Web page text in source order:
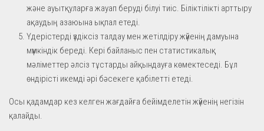
және ауытқуларға жауап беруді білуі тиіс. Біліктілікті арттыру
ақаудың азаюына ықпал етеді.
Үдерістерді үздіксіз талдау мен жетілдіру жүйенің дамуына
мүмкіндік береді. Кері байланыс пен статистикалық
мәліметтер әлсіз тұстарды айқындауға көмектеседі. Бұл
өндірісті икемді әрі бәсекеге қабілетті етеді.
Осы қадамдар кез келген жағдайға бейімделетін жүйенің негізін
қалайды.